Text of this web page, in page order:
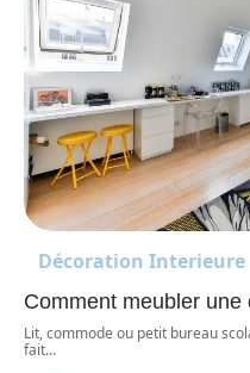
Décoration Interieure
Comment meubler une
Lit, commode ou petit bureau
fait…